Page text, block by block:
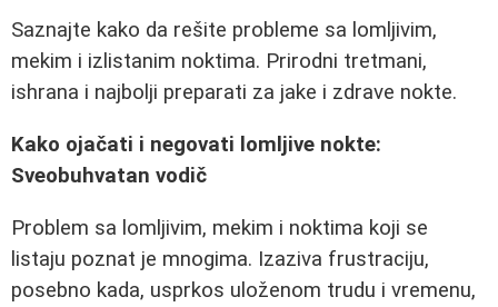
Saznajte kako da rešite probleme sa lomljivim,
mekim i izlistanim noktima. Prirodni tretmani,
ishrana i najbolji preparati za jake i zdrave nokte.
Kako ojačati i negovati lomljive nokte:
Sveobuhvatan vodič
Problem sa lomljivim, mekim i noktima koji se
listaju poznat je mnogima. Izaziva frustraciju,
posebno kada, usprkos uloženom trudu i vremenu,